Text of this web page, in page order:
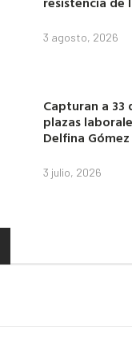
3 agosto, 2026
Capturan a
plazas
Delfina Gómez
3 julio, 2026